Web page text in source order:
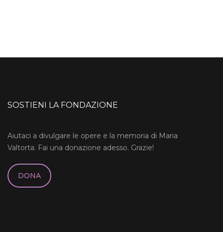
SOSTIENI LA FONDAZIONE
Aiutaci a divulgare le opere e la memoria di Maria
Valtorta. Fai una donazione adesso. Grazie!
DONA